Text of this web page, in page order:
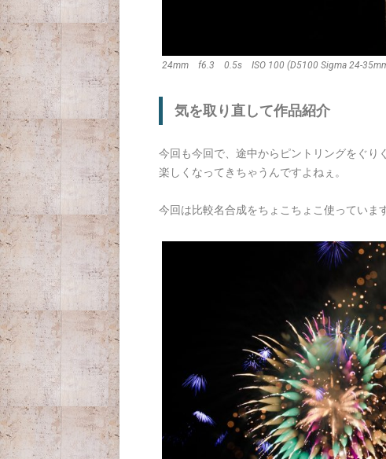
24mm f6.3 0.5s ISO 100 (D5100 Sigma 24-
気を取り直して作品紹介
今回も今回で、途中からピントリングをぐり
楽しくなってきちゃうんですよねぇ。
今回は比較名合成をちょこちょこ使っています